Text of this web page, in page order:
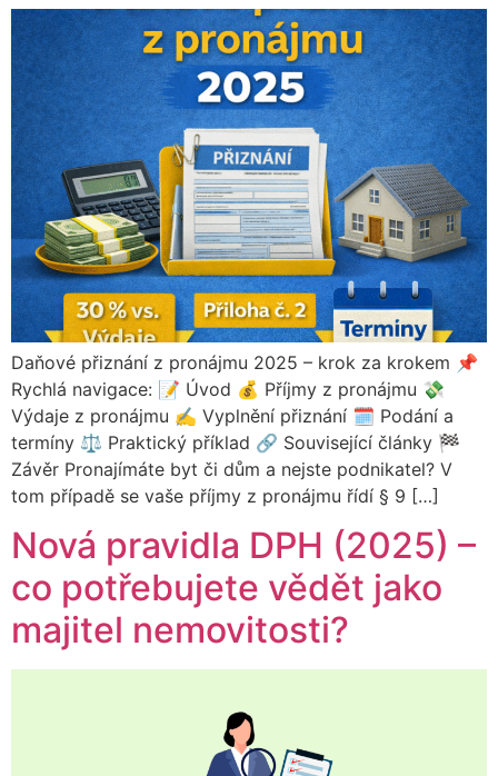
Daňové přiznání z pronájmu 2025 – krok za krokem 📌
Rychlá navigace: 📝 Úvod 💰 Příjmy z pronájmu 💸
Výdaje z pronájmu ✍️ Vyplnění přiznání 🗓️ Podání a
termíny ⚖️ Praktický příklad 🔗 Související články 🏁
Závěr Pronajímáte byt či dům a nejste podnikatel? V
tom případě se vaše příjmy z pronájmu řídí § 9 […]
Nová pravidla DPH (2025) –
co potřebujete vědět jako
majitel nemovitosti?